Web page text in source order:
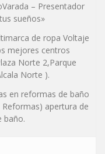
– Presentador
sueños»
de ropa Voltaje
mejores centros
Norte 2,Parque
Norte ).
en reformas de baño
apertura de
baño.